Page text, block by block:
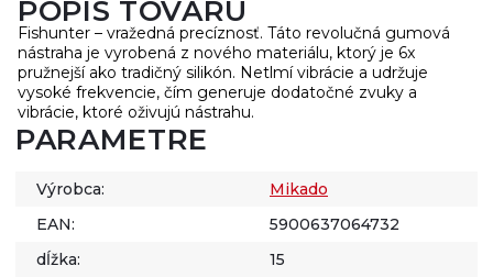
POPIS TOVARU
Fishunter – vražedná precíznosť. Táto revolučná gumová
nástraha je vyrobená z nového materiálu, ktorý je 6x
pružnejší ako tradičný silikón. Netlmí vibrácie a udržuje
vysoké frekvencie, čím generuje dodatočné zvuky a
vibrácie, ktoré oživujú nástrahu.
PARAMETRE
Výrobca:
Mikado
EAN:
5900637064732
dĺžka:
15